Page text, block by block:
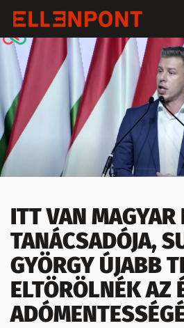
ITT VAN MAGYAR
TANÁCSADÓJA,
GYÖRGY ÚJABB
ELTÖRÖLNÉK AZ